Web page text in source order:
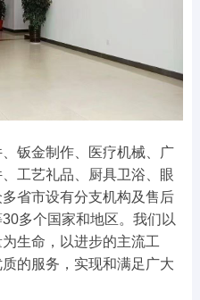
钣金制作、医疗机械、广
工艺礼品、厨具卫浴、眼
省市设有分支机构及售后
多个国家和地区。我们以
生命，以进步的主流工
的服务，实现和满足广大